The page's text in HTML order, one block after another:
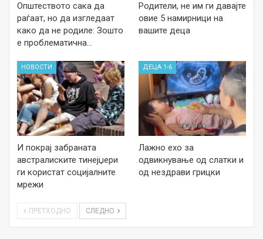
Општеството сака да
раѓаат, но да изгледаат
како да не родиле: Зошто
е проблематична…
Родители, не им ги давајте
овие 5 намирници на
вашите деца
НОВОСТИ
И покрај забраната
австралиските тинејџери
ги користат социјалните
мрежи
ДЕЦА 1-6
Лажно ехо за
одвикнување од слатки и
од нездрави грицки
ПРЕТХОДНО СЛЕДНО